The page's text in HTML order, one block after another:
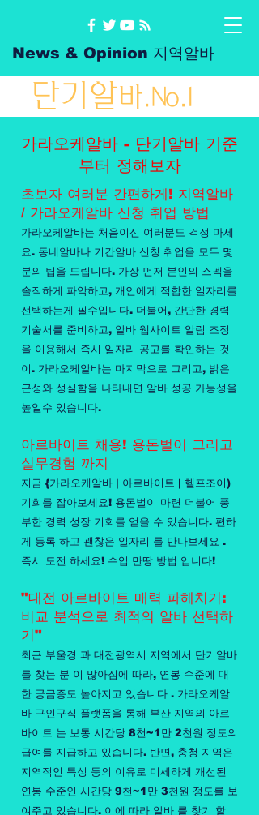
News & Opinion 지역알바
단기 알바.No.1
가라오케알바 - 단기알바 기준
부터 정해보자
초보자 여러분 간편하게! 지역알바
/ 가라오케알바 신청 취업 방법
가라오케알바는 처음이신 여러분도 걱정 마세
요. 동네알바나 기간알바 신청 취업을 모두 몇
분의 팁을 드립니다. 가장 먼저 본인의 스펙을
솔직하게 파악하고, 개인에게 적합한 일자리를
선택하는게 필수입니다. 더불어, 간단한 경력
기술서를 준비하고, 알바 웹사이트 알림 조정
을 이용해서 즉시 일자리 공고를 확인하는 것
이. 가라오케알바는 마지막으로 그리고, 밝은
근성와 성실함을 나타내면 알바 성공 가능성을
높일수 있습니다.
아르바이트 채용! 용돈벌이 그리고
실무경험 까지
지금 {가라오케알바 | 아르바이트 | 헬프조이)
기회를 잡아보세요! 용돈벌이 마련 더불어 풍
부한 경력 성장 기회를 얻을 수 있습니다. 편하
게 등록 하고 괜찮은 일자리 를 만나보세요 .
즉시 도전 하세요! 수입 만땅 방법 입니다!
"대전 아르바이트 매력 파헤치기:
비교 분석으로 최적의 알바 선택하
기"
최근 부울경 과 대전광역시 지역에서 단기알바
를 찾는 분 이 많아짐에 따라, 연봉 수준에 대
한 궁금증도 높아지고 있습니다 . 가라오케알
바 구인구직 플랫폼을 통해 부산 지역의 아르
바이트 는 보통 시간당 8천~1만 2천원 정도의
급여를 지급하고 있습니다. 반면, 충청 지역은
지역적인 특성 등의 이유로 미세하게 개선된
연봉 수준인 시간당 9천~1만 3천원 정도를 보
여주고 있습니다. 이에 따라 알바 를 찾기 할